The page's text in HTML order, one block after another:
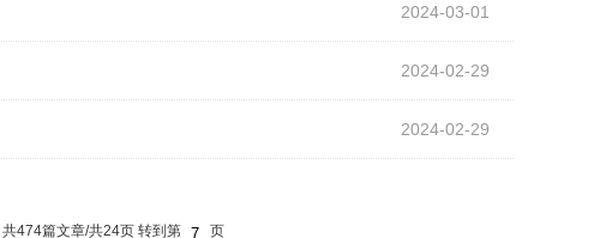
2024-03-01
2024-02-29
2024-02-29
共474篇文章/共24页 转到第 页